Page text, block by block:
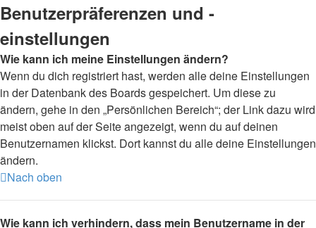
Benutzerpräferenzen und -
einstellungen
Wie kann ich meine Einstellungen ändern?
Wenn du dich registriert hast, werden alle deine Einstellungen
in der Datenbank des Boards gespeichert. Um diese zu
ändern, gehe in den „Persönlichen Bereich“; der Link dazu wird
meist oben auf der Seite angezeigt, wenn du auf deinen
Benutzernamen klickst. Dort kannst du alle deine Einstellungen
ändern.
Nach oben
Wie kann ich verhindern, dass mein Benutzername in der